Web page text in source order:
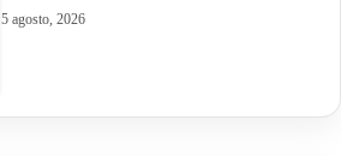
5 agosto, 2026